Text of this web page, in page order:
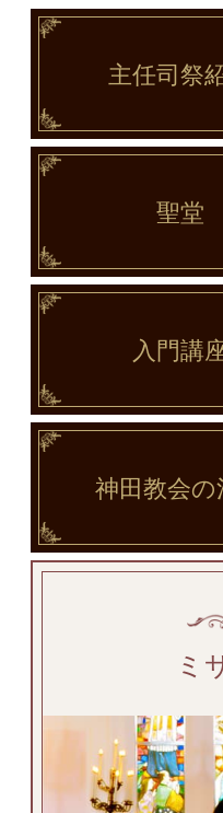
主任司祭
聖堂
入門講
神田教会の
ミ